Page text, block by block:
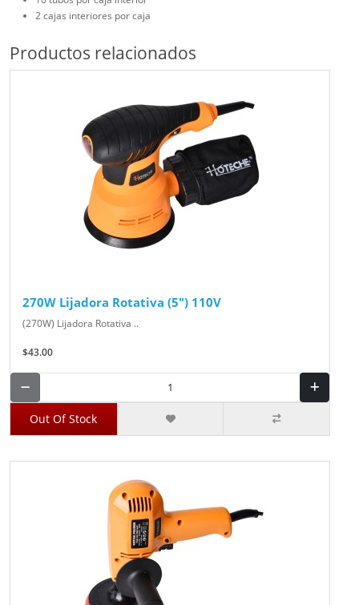
2 cajas interiores por caja
Productos relacionados
270W Lijadora Rotativa (5") 110V
(270W) Lijadora Rotativa ..
$43.00
Out Of Stock